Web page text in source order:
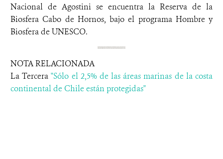
Nacional de Agostini se encuentra la Reserva de la
Biosfera Cabo de Hornos, bajo el programa Hombre y
Biosfera de UNESCO.
NOTA RELACIONADA
La Tercera "Sólo el 2,5% de las áreas marinas de la costa
continental de Chile están protegidas"